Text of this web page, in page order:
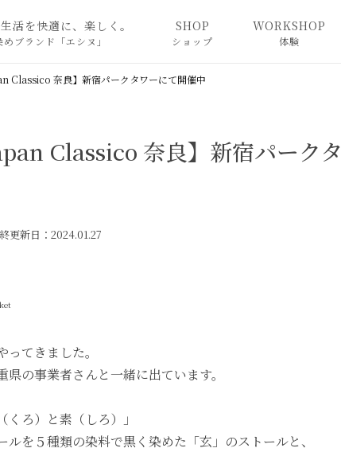
活を快適に、楽しく。
ブランド「エシヌ」
SHOP
ショップ
WORKSHOP
体験
Classico 奈良】新宿パークタワーにて開催中
Classico 奈良】新宿パークタ
更新日 ：2024.01.27
てきました。
の事業者さんと一緒に出ています。
ろ）と素（しろ）」
を５種類の染料で黒く染めた「玄」のストールと、